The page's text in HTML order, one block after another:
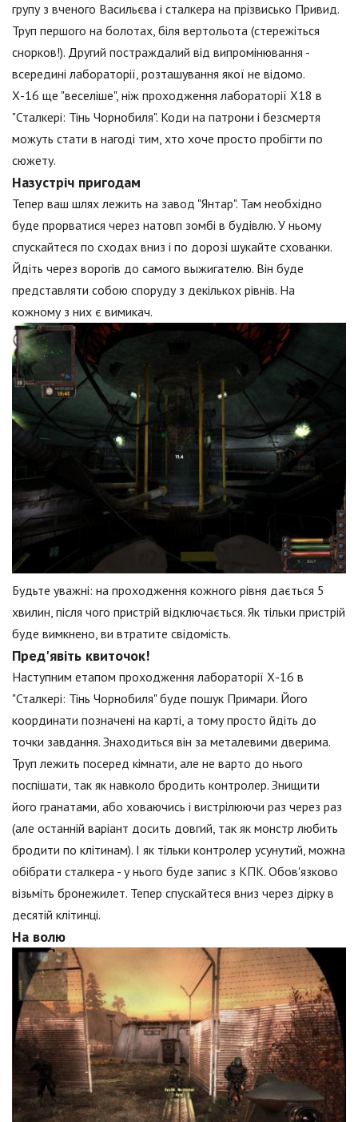
групу з вченого Васильєва і сталкера на прізвисько Привид.
Труп першого на болотах, біля вертольота (стережіться
снорков!). Другий постраждалий від випромінювання -
всередині лабораторії, розташування якої не відомо.
Х-16 ще "веселіше", ніж проходження лабораторії X18 в
"Сталкері: Тінь Чорнобиля". Коди на патрони і безсмертя
можуть стати в нагоді тим, хто хоче просто пробігти по
сюжету.
Назустріч пригодам
Тепер ваш шлях лежить на завод "Янтар". Там необхідно
буде прорватися через натовп зомбі в будівлю. У ньому
спускайтеся по сходах вниз і по дорозі шукайте схованки.
Йдіть через ворогів до самого выжигателю. Він буде
представляти собою споруду з декількох рівнів. На
кожному з них є вимикач.
Будьте уважні: на проходження кожного рівня дається 5
хвилин, після чого пристрій відключається. Як тільки пристрій
буде вимкнено, ви втратите свідомість.
Пред'явіть квиточок!
Наступним етапом проходження лабораторії Х-16 в
"Сталкері: Тінь Чорнобиля" буде пошук Примари. Його
координати позначені на карті, а тому просто йдіть до
точки завдання. Знаходиться він за металевими дверима.
Труп лежить посеред кімнати, але не варто до нього
поспішати, так як навколо бродить контролер. Знищити
його гранатами, або ховаючись і вистрілюючи раз через раз
(але останній варіант досить довгий, так як монстр любить
бродити по клітинам). І як тільки контролер усунутий, можна
обібрати сталкера - у нього буде запис з КПК. Обов'язково
візьміть бронежилет. Тепер спускайтеся вниз через дірку в
десятій клітинці.
На волю